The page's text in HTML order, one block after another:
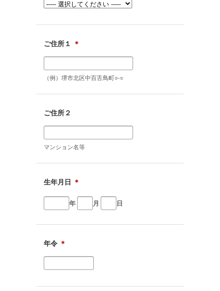
ご住所１ ＊
（例）堺市北区中百舌鳥町○-○
ご住所２
マンション名等
生年月日 ＊
年 月 日
年令 ＊